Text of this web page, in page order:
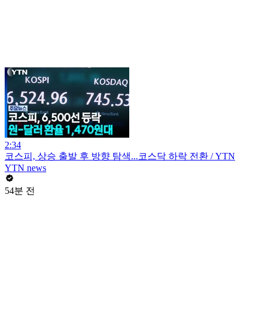
2:34
코스피, 상승 출발 후 방향 탐색...코스닥 하락 전환 / YTN
YTN news
54분 전